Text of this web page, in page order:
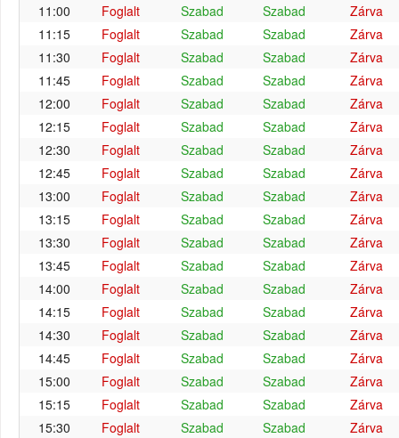
11:00
Foglalt Szabad Szabad
Zárva
11:15
Foglalt Szabad Szabad
Zárva
11:30
Foglalt Szabad Szabad
Zárva
11:45
Foglalt Szabad Szabad
Zárva
12:00
Foglalt Szabad Szabad
Zárva
12:15
Foglalt Szabad Szabad
Zárva
12:30
Foglalt Szabad Szabad
Zárva
12:45
Foglalt Szabad Szabad
Zárva
13:00
Foglalt Szabad Szabad
Zárva
13:15
Foglalt Szabad Szabad
Zárva
13:30
Foglalt Szabad Szabad
Zárva
13:45
Foglalt Szabad Szabad
Zárva
14:00
Foglalt Szabad Szabad
Zárva
14:15
Foglalt Szabad Szabad
Zárva
14:30
Foglalt Szabad Szabad
Zárva
14:45
Foglalt Szabad Szabad
Zárva
15:00
Foglalt Szabad Szabad
Zárva
15:15
Foglalt Szabad Szabad
Zárva
15:30
Foglalt Szabad Szabad
Zárva